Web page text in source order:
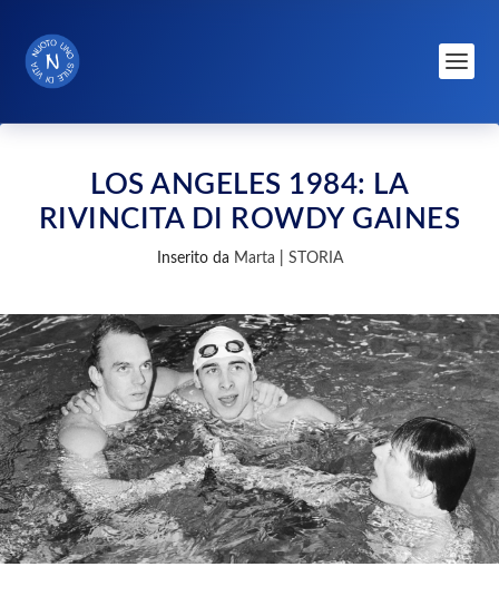
LOS ANGELES 1984: LA
RIVINCITA DI ROWDY GAINES
Inserito da Marta STORIA